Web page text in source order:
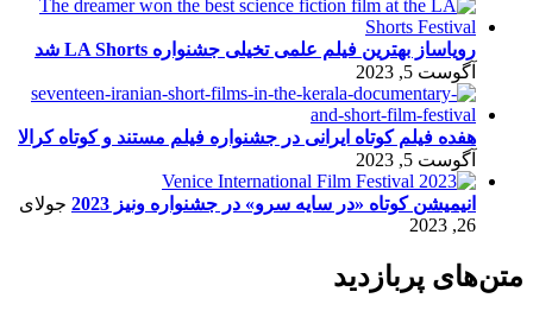
رویاساز بهترین فیلم علمی تخیلی جشنواره LA Shorts شد
آگوست 5, 2023
هفده فیلم کوتاه ایرانی در جشنواره فیلم مستند و کوتاه کرالا
آگوست 5, 2023
انیمیشن کوتاه «در سایه سرو» در جشنواره ونیز 2023
جولای
26, 2023
متن‌های پربازدید